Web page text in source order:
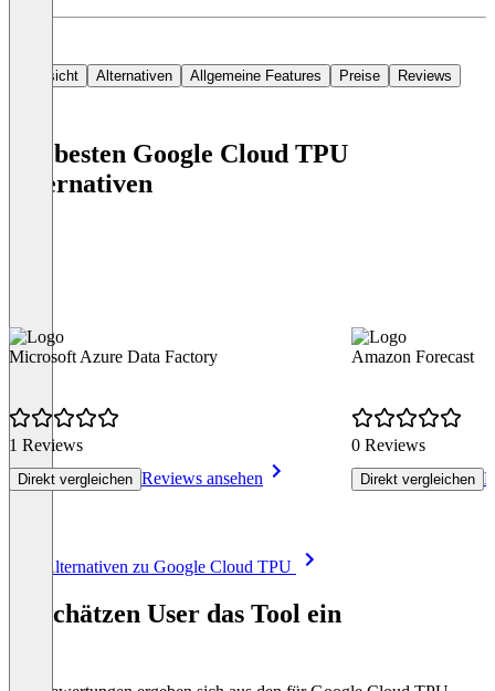
Übersicht Alternativen Allgemeine Features Preise Reviews
Die besten Google Cloud TPU
Alternativen
Microsoft Azure Data Factory
1 Reviews
Direkt vergleichen Reviews ansehen
Amazon Forecast
0 Reviews
Direkt vergleichen
Alle Alternativen zu Google Cloud TPU
So schätzen User das Tool ein